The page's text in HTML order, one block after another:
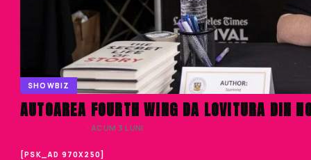
SHOWBIZ
AUTOAREA FOURTH WING DA LOVITURA DIN
· ACUM 3 LUNI
[PSK_AD 970X250]